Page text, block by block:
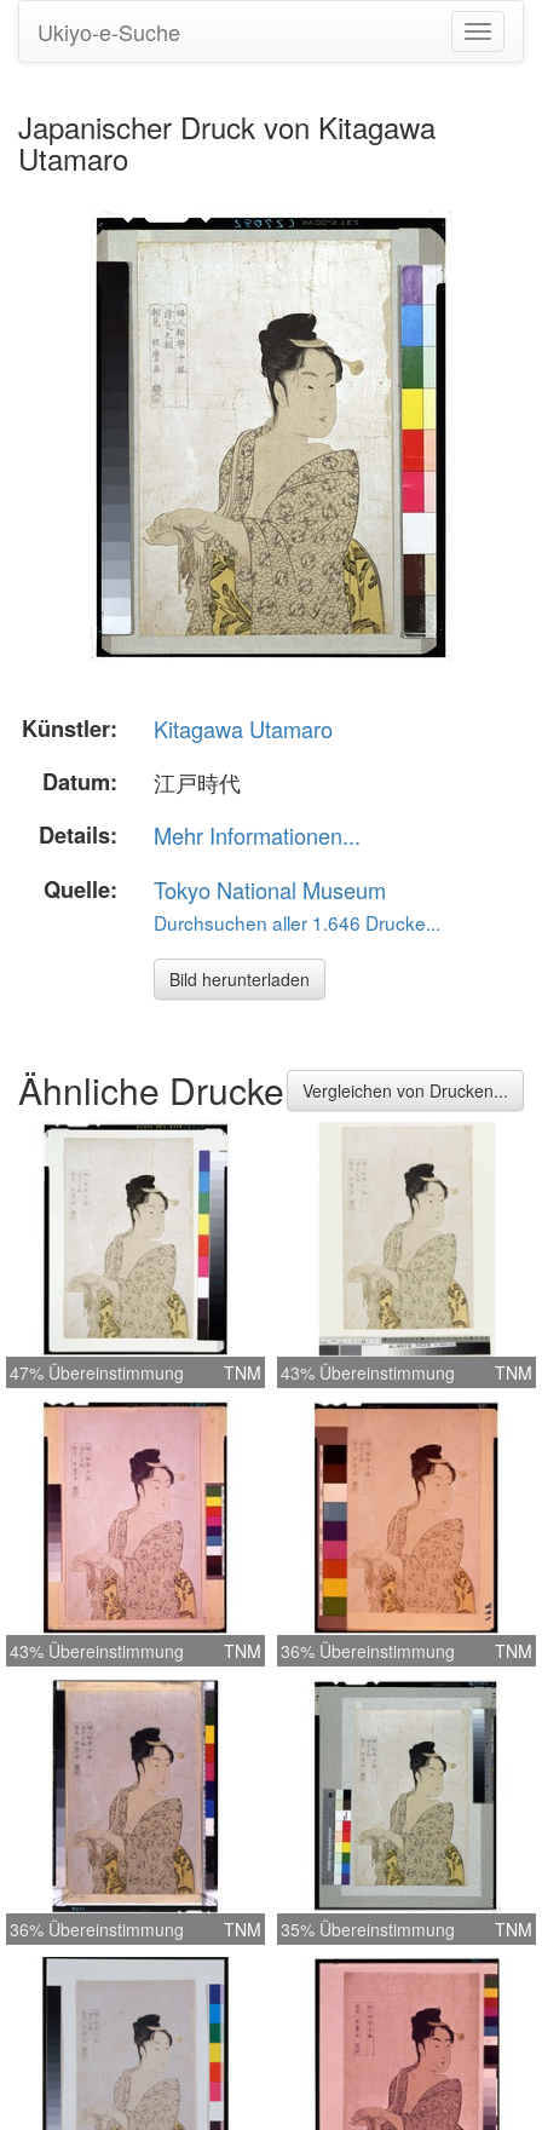
Ukiyo-e-Suche
Japanischer Druck von Kitagawa
Utamaro
Künstler:
Kitagawa Utamaro
Datum:
江戸時代
Details:
Mehr Informationen...
Quelle:
Tokyo National Museum
Durchsuchen aller 1.646 Drucke...
Bild herunterladen
Ähnliche Drucke Vergleichen von Drucken...
47% Übereinstimmung TNM 43% Übereinstimmung TNM
43% Übereinstimmung TNM 36% Übereinstimmung TNM
36% Übereinstimmung TNM 35% Übereinstimmung TNM